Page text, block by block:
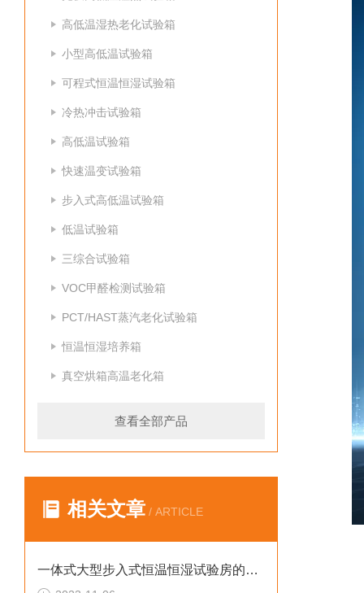
高低温湿热老化试验箱
小型高低温试验箱
可程式恒温恒湿试验箱
冷热冲击试验箱
高低温试验箱
快速温变试验箱
步入式高低温试验箱
低温试验箱
三综合试验箱
VOC甲醛检测试验箱
PCT/HAST蒸汽老化试验箱
恒温恒湿培养箱
真空烘箱高温老化箱
查看全部产品
相关文章 / ARTICLE
一体式大型步入式恒温恒湿试验房的优势及应用